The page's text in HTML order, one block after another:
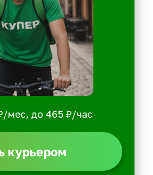
мес, до 465 ₽/час
курьером